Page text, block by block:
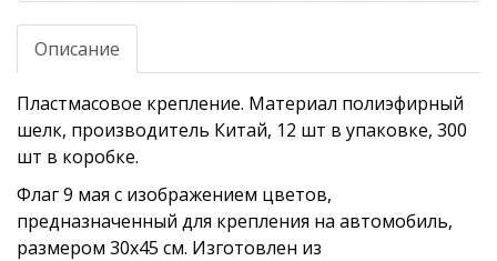
Описание
Пластмасовое крепление. Материал полиэфирный
шелк, производитель Китай, 12 шт в упаковке, 300
шт в коробке.
Флаг 9 мая с изображением цветов,
предназначенный для крепления на автомобиль,
размером 30х45 см. Изготовлен из